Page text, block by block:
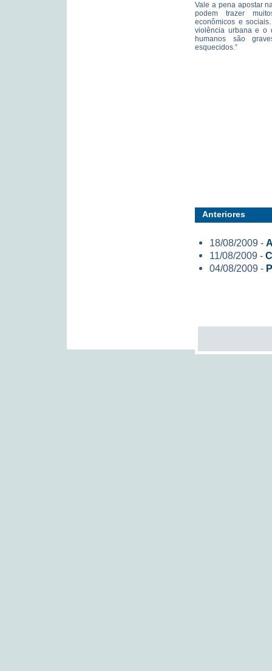
Vale a pena apostar
podem trazer
econômicos e
violência urbana e o
humanos são
esquecidos.”
Anteriores
18/08/2009 -
11/08/2009 -
04/08/2009 -